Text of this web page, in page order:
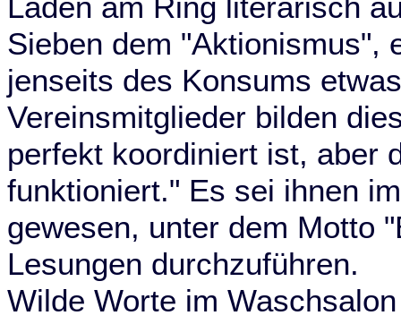
Sieben dem "Aktionismus",
jenseits des Konsums
Vereinsmitglieder bilden
perfekt koordiniert ist, aber
funktioniert." Es sei ihnen
gewesen, unter dem Motto
Lesungen durchzuführen.
Wilde Worte im